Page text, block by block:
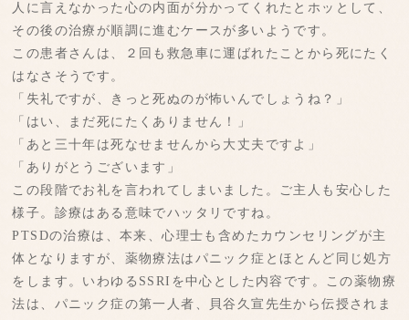
人に言えなかった心の内面が分かってくれたとホッとして、
その後の治療が順調に進むケースが多いようです。
この患者さんは、２回も救急車に運ばれたことから死にたく
はなさそうです。
「失礼ですが、きっと死ぬのが怖いんでしょうね？」
「はい、まだ死にたくありません！」
「あと三十年は死なせませんから大丈夫ですよ」
「ありがとうございます」
この段階でお礼を言われてしまいました。ご主人も安心した
様子。診療はある意味でハッタリですね。
PTSDの治療は、本来、心理士も含めたカウンセリングが主
体となりますが、薬物療法はパニック症とほとんど同じ処方
をします。いわゆるSSRIを中心とした内容です。この薬物療
法は、パニック症の第一人者、貝谷久宣先生から伝授されま